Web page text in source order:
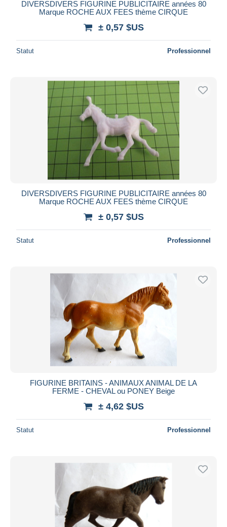
DIVERSDIVERS FIGURINE PUBLICITAIRE années 80
Marque ROCHE AUX FEES thème CIRQUE
± 0,57 $US
Statut Professionnel
DIVERSDIVERS FIGURINE PUBLICITAIRE années 80
Marque ROCHE AUX FEES thème CIRQUE
± 0,57 $US
Statut Professionnel
FIGURINE BRITAINS - ANIMAUX ANIMAL DE LA
FERME - CHEVAL ou PONEY Beige
± 4,62 $US
Statut Professionnel